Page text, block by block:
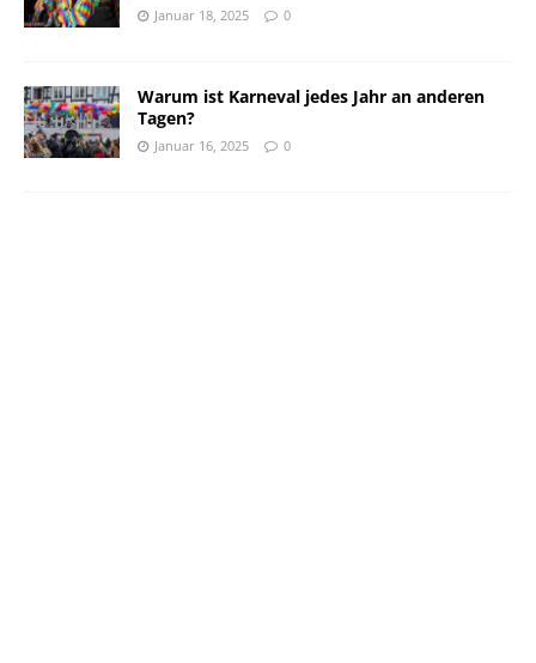
Januar 18, 2025 0
Warum ist Karneval jedes Jahr an anderen
Tagen?
Januar 16, 2025 0